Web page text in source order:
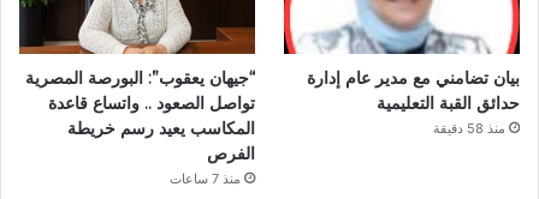
بيان تضامني مع مدير عام إدارة
حدائق القبة التعليمية
منذ 58 دقيقة
“جيهان يعقوب”: البورصة المصرية
تواصل الصعود .. واتساع قاعدة
المكاسب يعيد رسم خريطة
الفرص
منذ 7 ساعات